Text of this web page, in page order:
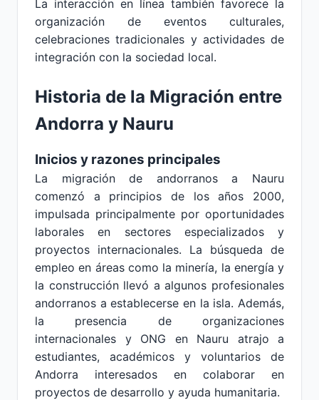
La interacción en línea también favorece la
organización de eventos culturales,
celebraciones tradicionales y actividades de
integración con la sociedad local.
Historia de la Migración entre
Andorra y Nauru
Inicios y razones principales
La migración de andorranos a Nauru
comenzó a principios de los años 2000,
impulsada principalmente por oportunidades
laborales en sectores especializados y
proyectos internacionales. La búsqueda de
empleo en áreas como la minería, la energía y
la construcción llevó a algunos profesionales
andorranos a establecerse en la isla. Además,
la presencia de organizaciones
internacionales y ONG en Nauru atrajo a
estudiantes, académicos y voluntarios de
Andorra interesados en colaborar en
proyectos de desarrollo y ayuda humanitaria.